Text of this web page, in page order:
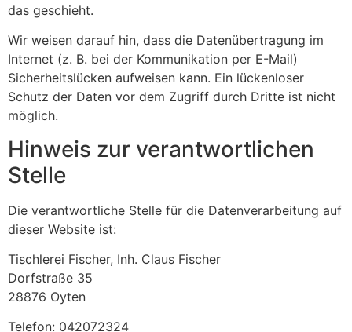
das geschieht.
Wir weisen darauf hin, dass die Datenübertragung im
Internet (z. B. bei der Kommunikation per E-Mail)
Sicherheitslücken aufweisen kann. Ein lückenloser
Schutz der Daten vor dem Zugriff durch Dritte ist nicht
möglich.
Hinweis zur verantwortlichen
Stelle
Die verantwortliche Stelle für die Datenverarbeitung auf
dieser Website ist:
Tischlerei Fischer, Inh. Claus Fischer
Dorfstraße 35
28876 Oyten
Telefon: 042072324